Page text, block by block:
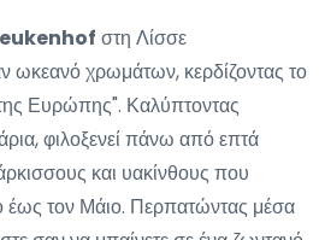
στη Λίσσε
ωκεανό χρωμάτων, κερδίζοντας το
Ευρώπης". Καλύπτοντας
φιλοξενεί πάνω από επτά
και υακίνθους που
έως τον Μάιο. Περπατώντας μέσα